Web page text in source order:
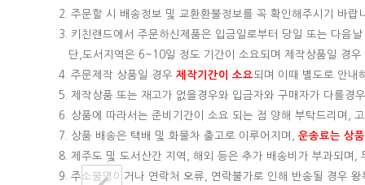
2. 주문할 시 배송정보 및 교환환불정보를 꼭 확인해주시기 바랍
3. 키친랜드에서 주문하신제품은 입금일로부터 당일 또는 다음
단,도서지역은 6~10일 정도 기간이 소요되며 제작상품일 경
4. 주문제작 상품일 경우 제작기간이 소요 되며 이때 별도로 안내
5. 제작상품 또는 재고가 없을경우와 입금자와 구매자가 다를경
6. 상품에 따라서는 준비기간이 소요 되는 점 양해 부탁드리며,
7. 상품 배송은 택배 및 화물차 출고로 이루어지며, 운송료는 상
8. 제주도 및 도서산간 지역, 해외 등은 추가 배송비가 부과되며,
9. 주소불명이거나 연락처 오류, 연락불가로 인해 반송될 경우